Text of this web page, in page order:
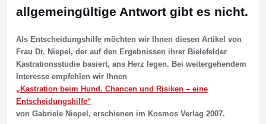
allgemeingültige Antwort gibt es nicht.
Als Entscheidungshilfe möchten wir Ihnen diesen Artikel von
Frau Dr. Niepel, der auf den Ergebnissen ihrer Bielefelder
Kastrationsstudie basiert, ans Herz legen. Bei weitergehendem
Interesse empfehlen wir Ihnen
„Kastration beim Hund. Chancen und Risiken – eine
Entscheidungshilfe“
von Gabriele Niepel, erschienen im Kosmos Verlag 2007.